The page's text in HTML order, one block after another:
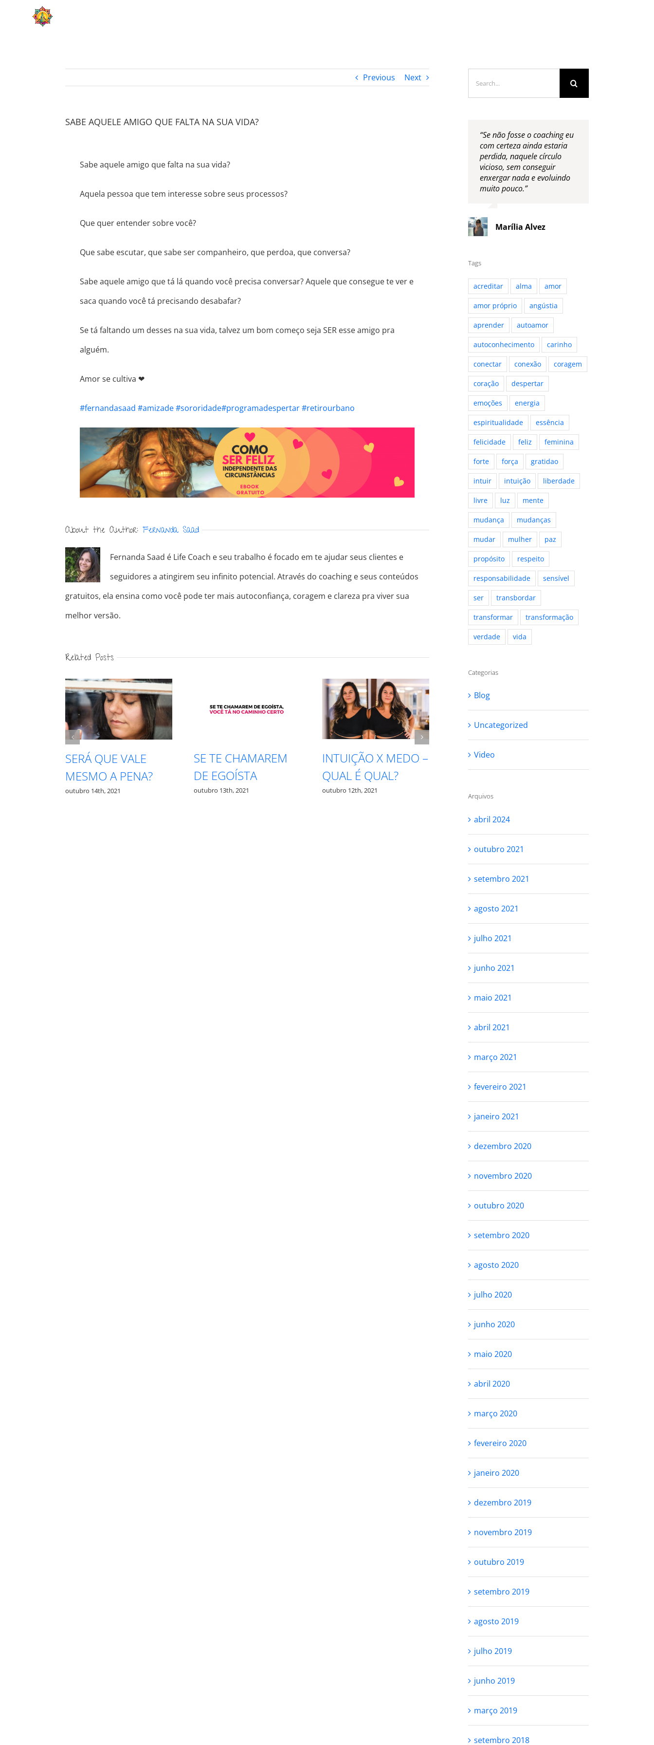
Previous Next
SABE AQUELE AMIGO QUE FALTA NA SUA VIDA?
Sabe aquele amigo que falta na sua vida?
Aquela pessoa que tem interesse sobre seus processos?
Que quer entender sobre você?
Que sabe escutar, que sabe ser companheiro, que perdoa, que conversa?
Sabe aquele amigo que tá lá quando você precisa conversar? Aquele que consegue te ver e
saca quando você tá precisando desabafar?
Se tá faltando um desses na sua vida, talvez um bom começo seja SER esse amigo pra
alguém.
Amor se cultiva ❤
#fernandasaad #amizade#sororidade#programadespertar#retirourbano
About the Author:Fernanda Saad
Fernanda Saad é Life Coach e seu trabalho é focado em te ajudar seus clientes e
seguidores a atingirem seu infinito potencial. Através do coaching e seus conteúdos
gratuitos, ela ensina como você pode ter mais autoconfiança, coragem e clareza pra viver sua
melhor versão.
Related Posts
SERÁ QUE VALE
MESMO A PENA?
outubro 14th, 2021
SE TE CHAMAREM
DE EGOÍSTA
outubro 13th, 2021
INTUIÇÃO X MEDO –
QUAL É QUAL?
outubro 12th, 2021
RESPEITE SEU
for:
“Se não fosse o coaching eu
com certeza ainda estaria
perdida, naquele círculo
vicioso, sem conseguir
enxergar nada e evoluindo
muito pouco.”
Marília Alvez
Tags
acreditar alma amor
amor próprio angústia
aprender autoamor
autoconhecimento carinho
conectar conexão coragem
coração despertar
emoções energia
espiritualidade essência
felicidade feliz feminina
forte força gratidao
intuir intuição liberdade
livre luz mente
mudança mudanças
mudar mulher paz
propósito respeito
responsabilidade sensível
ser transbordar
transformar transformação
verdade vida
Categorias
Blog
Uncategorized
Video
Arquivos
abril 2024
outubro 2021
setembro 2021
agosto 2021
julho 2021
junho 2021
maio 2021
abril 2021
março 2021
fevereiro 2021
janeiro 2021
dezembro 2020
novembro 2020
outubro 2020
setembro 2020
agosto 2020
julho 2020
junho 2020
maio 2020
abril 2020
março 2020
fevereiro 2020
janeiro 2020
dezembro 2019
novembro 2019
outubro 2019
setembro 2019
agosto 2019
julho 2019
junho 2019
março 2019
setembro 2018